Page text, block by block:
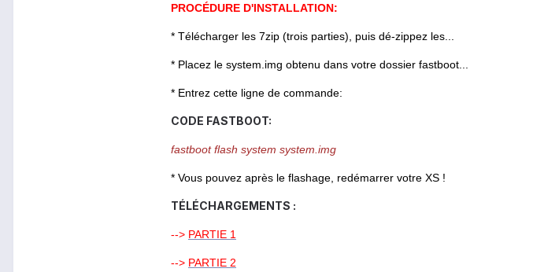
PROCÉDURE D'INSTALLATION:
* Télécharger les 7zip (trois parties), puis dé-zippez les...
* Placez le system.img obtenu dans votre dossier fastboot...
* Entrez cette ligne de commande:
CODE FASTBOOT:
fastboot flash system system.img
* Vous pouvez après le flashage, redémarrer votre XS !
TÉLÉCHARGEMENTS :
--> PARTIE 1
--> PARTIE 2